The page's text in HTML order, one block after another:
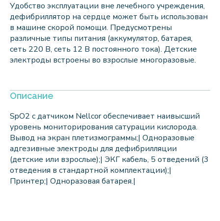
Удобство эксплуатации вне лечебного учреждения,
дефибриллятор на сердце может быть использован
в машине скорой помощи. Предусмотрены
различные типы питания (аккумулятор, батарея,
сеть 220 В, сеть 12 В постоянного тока). Детские
электроды встроены во взрослые многоразовые.
Описание
SpO2 c датчиком Nellcor обеспечивает наивысший
уровень мониторирования сатурации кислорода.
Вывод на экран плетизмограммы;| Одноразовые
адгезивные электроды для дефибрилляции
(детские или взрослые);| ЭКГ кабель, 5 отведений (3
отведения в стандартной комплектации);|
Принтер;| Одноразовая батарея.|